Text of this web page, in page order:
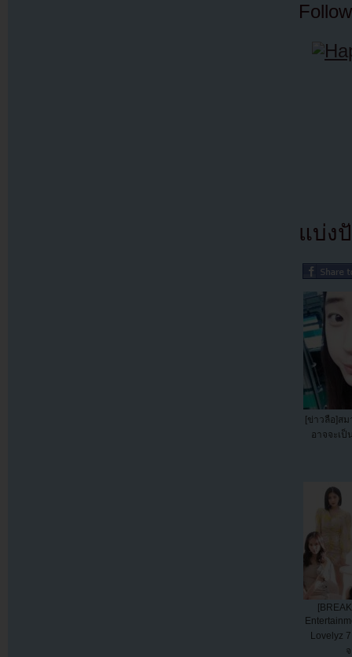
แบ่ง
[ข่าวลือ]ส
อาจจะเป็
Lovelyz